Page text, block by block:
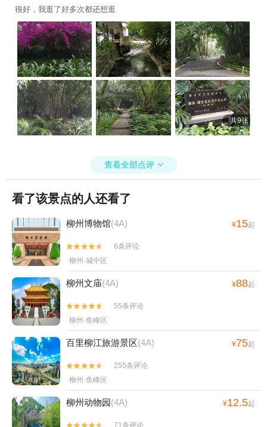
很好，我逛了好多次都还想逛
共9张
查看全部点评 
看了该景点的人还看了
柳州博物馆(4A) ¥15起


6条评论
柳州·城中区
柳州文庙(4A) ¥88起


55条评论
柳州·鱼峰区
百里柳江旅游景区(4A) ¥75起


255条评论
柳州·鱼峰区
柳州动物园(4A) ¥12.5起

 71条评论